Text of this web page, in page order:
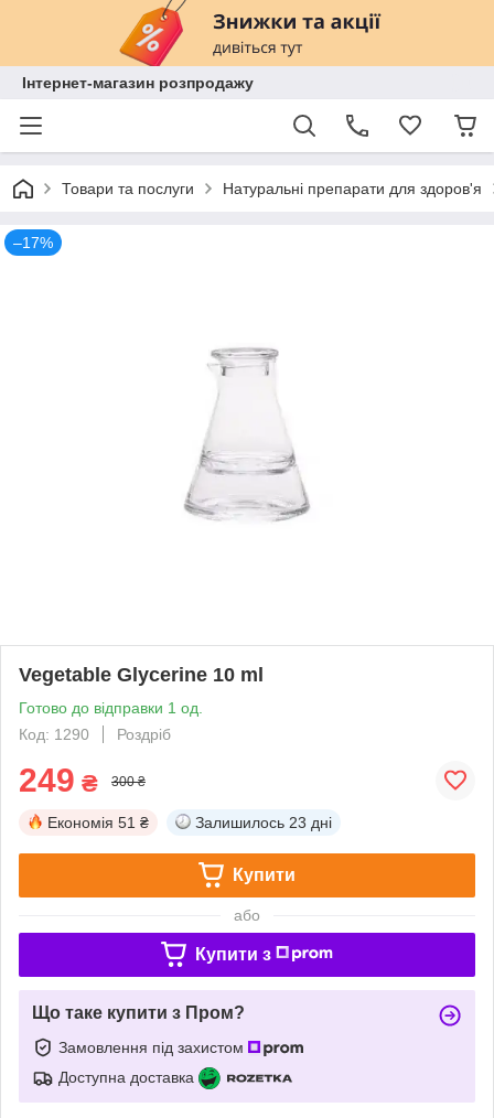
Інтернет-магазин розпродажу
Товари та послуги Натуральні препарати для здоров'я
–17%
Vegetable Glycerine 10 ml
Готово до відправки 1 од.
Код: 1290
Роздріб
249 ₴ 300 ₴
Економія 51 ₴ Залишилось 23 дні
Купити
або
Купити з
Що таке купити з Пром?
Замовлення під захистом
Доступна доставка